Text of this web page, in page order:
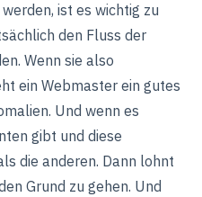
ist es wichtig zu
den Fluss der
Wenn sie also
ein Webmaster ein gutes
Und wenn es
gibt und diese
die anderen. Dann lohnt
Grund zu gehen. Und